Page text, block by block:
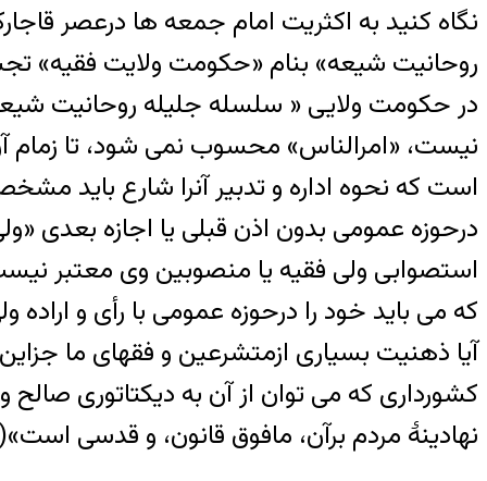
نگاه کنید به اکثریت امام جمعه ها درعصر
روحانیت شیعه» بنام «حکومت ولایت فقیه»
در حکومت ولایى « سلسله جلیله روحانیت
نیست، «امرالناس» محسوب نمى شود، تا زمام
است که نحوه اداره و تدبیر آنرا شارع باید
درحوزه عمومى بدون اذن قبلى یا اجازه بعدى
استصوابى ولى فقیه یا منصوبین وى معتبر
آیا ذهنیت بسیاری ازمتشرعین و فقهای ما
کشورداری که می توان از آن به دیکتاتوری
نهادینۀ مردم برآن، مافوق قانون، و قدسی است»(۳)